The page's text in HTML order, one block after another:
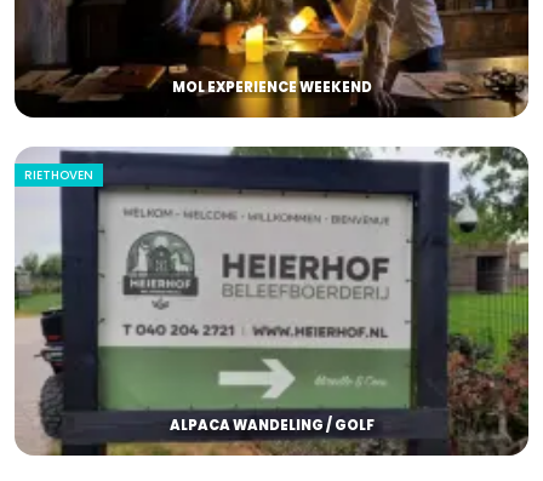
MOL EXPERIENCE WEEKEND
RIETHOVEN
ALPACA WANDELING / GOLF